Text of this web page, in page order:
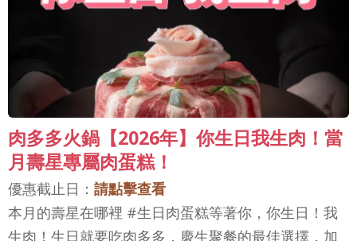
肉多多火鍋【2026年】你生日我生肉！當
月壽星專屬肉蛋糕！
優惠截止日： 請點擊查看
本月的壽星在哪裡 #生日肉蛋糕等著你，你生日！我
生肉！生日就要吃肉多多，慶生聚餐的最佳選擇，加